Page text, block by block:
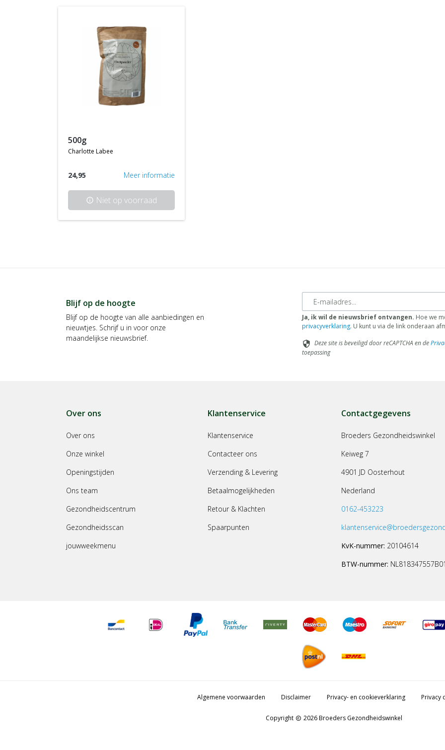
500g
charlotte labee
24,95 Meer informatie
info Niet op voorraad
Blijf op de hoogte
Blijf op de hoogte van alle aanbiedingen en
nieuwtjes. Schrijf u in voor onze
maandelijkse nieuwsbrief.
E-mailadres
Ja, ik wil de nieuwsbrief ontvangen. Hoe we
privacyverklaring. U kunt u via de link onderaan
security Deze site is beveiligd door reCAPTCHA en de
toepassing
Over ons
Over ons
Onze winkel
Openingstijden
Ons team
Gezondheidscentrum
Gezondheidsscan
jouwweekmenu
Klantenservice
Klantenservice
Contacteer ons
Verzending & Levering
Betaalmogelijkheden
Retour & Klachten
Spaarpunten
Contactgegevens
Broeders Gezondheidswinkel
Keiweg 7
4901 JD Oosterhout
Nederland
0162-453223
KvK-nummer: 20104614
BTW-nummer: NL818347557B01
Algemene voorwaarden Disclaimer Privacy- en cookieverklaring Privacy
Copyright copyright 2026 Broeders Gezondheidswinkel